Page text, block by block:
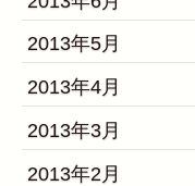
2013年5月
2013年4月
2013年3月
2013年2月